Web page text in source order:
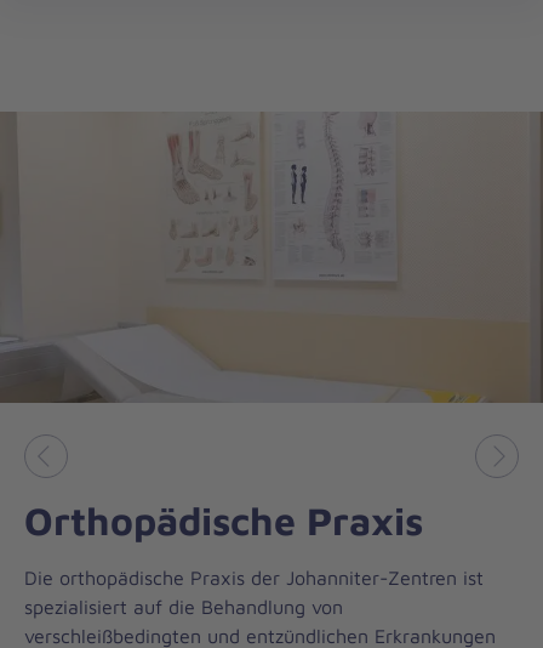
Vorheriges
Orthopädische Praxis
Die orthopädische Praxis der Johanniter-Zentren ist
spezialisiert auf die Behandlung von
verschleißbedingten und entzündlichen Erkrankungen